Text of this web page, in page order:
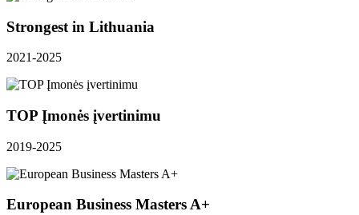
Strongest in Lithuania
2021-2025
TOP Įmonės įvertinimu
2019-2025
European Business Masters A+